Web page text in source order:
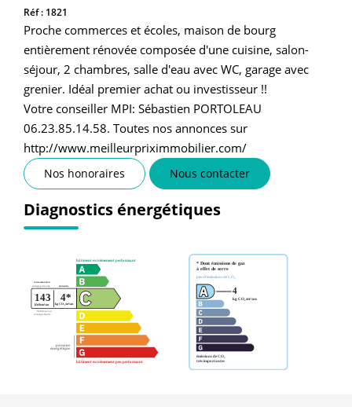
Réf : 1821
Proche commerces et écoles, maison de bourg
entièrement rénovée composée d'une cuisine, salon-
séjour, 2 chambres, salle d'eau avec WC, garage avec
grenier. Idéal premier achat ou investisseur !!
Votre conseiller MPI: Sébastien PORTOLEAU
06.23.85.14.58. Toutes nos annonces sur
http://www.meilleurpriximmobilier.com/
Nos honoraires Nous contacter
Diagnostics énergétiques